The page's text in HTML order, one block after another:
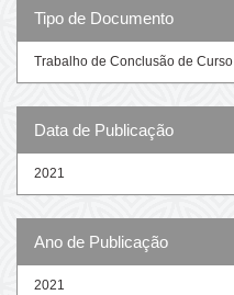
Tipo de Documento
Trabalho de Conclusão de Curso
Data de Publicação
2021
Ano de Publicação
2021